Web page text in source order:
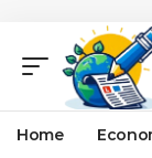
Home